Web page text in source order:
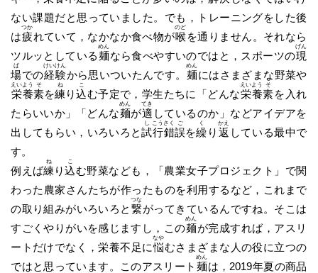
ない課題だと思っていました。でも，トレーニングをした後
は疲
つか
れていて，なかなか食べ物が喉
のど
を通りません。それなら
ツルッとしている麺
めん
なら食べやすいのではと，スポーツの現
げん
場
ば
での経
けい
験
けん
から思いついたんです。 麺
めん
にはさまざまな野菜や
栄
えい
養
よう
素
そ
を練
ね
り込
こ
む予定で，学生たちに「どんな栄
えい
養
よう
素
そ
を入れ
たらいいか」「どんな麺
めん
が適
てき
しているのか」などアイデアを
出してもらい，いろいろと試
し
行
こう
錯
さく
誤
ご
を繰
く
り 返
かえ
している最中で
す。
例えば練
ね
り込
こ
む野菜なども，「農業女子プロジェクト」で関
わった農家さんたちが作ったものを利用するなど，これまで
の取り組みがいろいろと 繋
つな
がってきているんですね。そこは
すごくやりがいを感じますし，この麺
めん
が完成すれば，アスリ
ートだけでなく，栄養不足に悩
なや
むさまざまな人の役に立つの
ではと思っています。このアスリート 麺
めん
は，2019年夏の商品